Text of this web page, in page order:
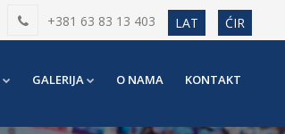
+381 63 83 13 403 LAT ĆIR
GALERIJA O NAMA KONTAKT